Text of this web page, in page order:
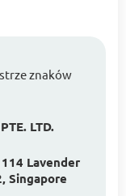
znaków
LTD.
114 Lavender
Singapore